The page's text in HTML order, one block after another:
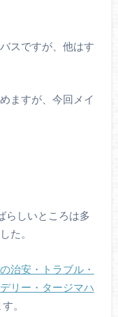
スですが、他はす
ますが、今回メイ
らしいところは多
た。
治安・トラブル・
リー・タージマハ
。